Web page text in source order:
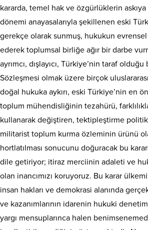
kararda, temel hak ve özgürlüklerin askıya
dönemi anayasalarıyla şekillenen eski
gerekçe olarak sunmuş, hukukun
ederek toplumsal birliğe ağır bir darbe
ayrımcı, dışlayıcı, Türkiye’nin taraf
Sözleşmesi olmak üzere birçok
doğal hukuka aykırı, eski Türkiye’nin en
toplum mühendisliğinin tezahürü,
kullanarak değiştiren, tektipleştirme
militarist toplum kurma özleminin ürünü
hortlatılması sonucunu doğuracak bu
dile getiriyor; itiraz merciinin adaleti ve
olan inancımızı koruyoruz. Bu karar
insan hakları ve demokrasi alanında
ve kazanımlarının idarenin hukuki
yargı mensuplarınca halen